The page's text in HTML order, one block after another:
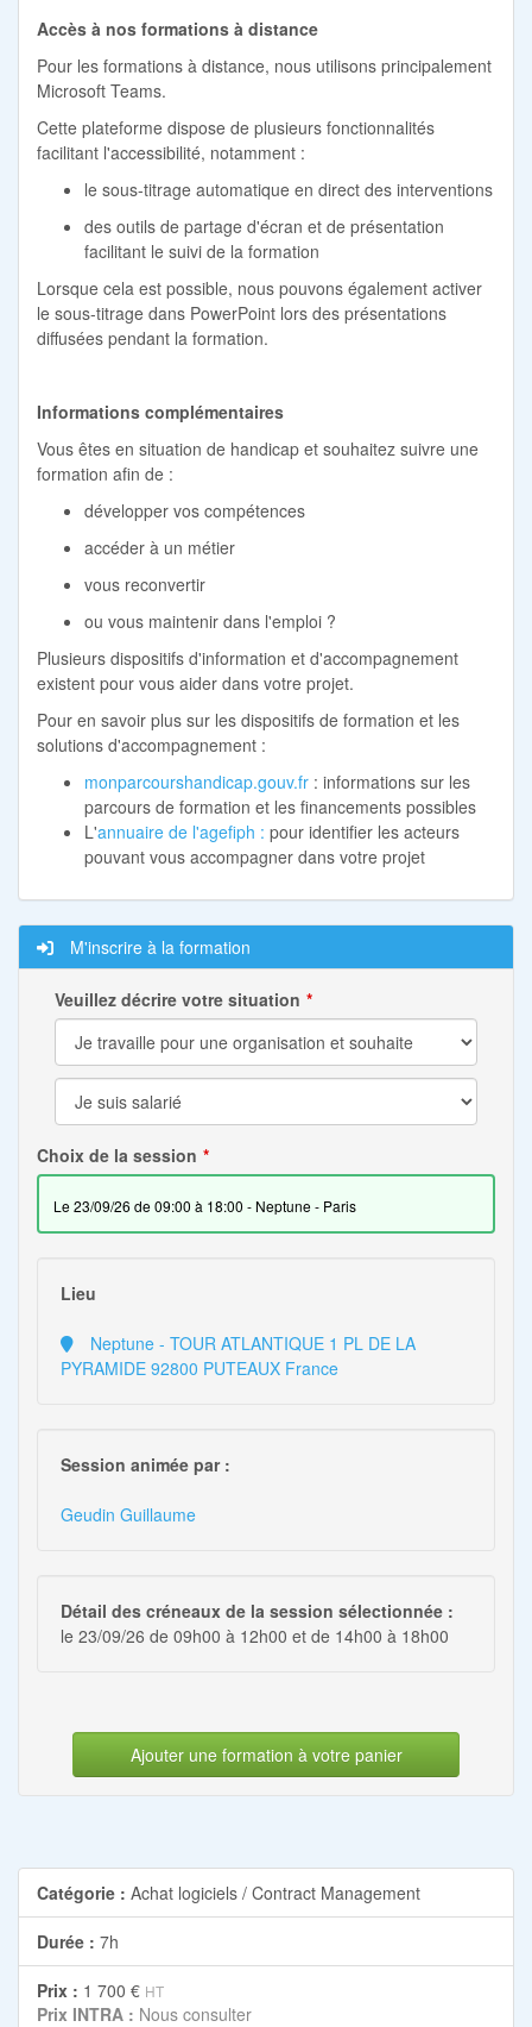
Accès à nos formations à distance
Pour les formations à distance, nous utilisons principalement
Microsoft Teams.
Cette plateforme dispose de plusieurs fonctionnalités
facilitant l'accessibilité, notamment :
le sous-titrage automatique en direct des interventions
des outils de partage d'écran et de présentation
facilitant le suivi de la formation
Lorsque cela est possible, nous pouvons également activer
le sous-titrage dans PowerPoint lors des présentations
diffusées pendant la formation.
Informations complémentaires
Vous êtes en situation de handicap et souhaitez suivre une
formation afin de :
développer vos compétences
accéder à un métier
vous reconvertir
ou vous maintenir dans l'emploi ?
Plusieurs dispositifs d'information et d'accompagnement
existent pour vous aider dans votre projet.
Pour en savoir plus sur les dispositifs de formation et les
solutions d'accompagnement :
monparcourshandicap.gouv.fr : informations sur les
parcours de formation et les financements possibles
L'annuaire de l'agefiph : pour identifier les acteurs
pouvant vous accompagner dans votre projet
M'inscrire à la formation
Veuillez décrire votre situation
Choix de la session
le 23/09/26 de 09:00 à 18:00 - Neptune - Paris
Lieu
PYRAMIDE 92800 PUTEAUX France
Session animée par :
Geudin Guillaume
Détail des créneaux de la session sélectionnée :
le 23/09/26 de 09h00 à 12h00 et de 14h00 à 18h00
Ajouter une formation à votre panier
Catégorie : Achat logiciels / Contract Management
Durée : 7h
Prix : 1 700 € HT
Prix INTRA : Nous consulter